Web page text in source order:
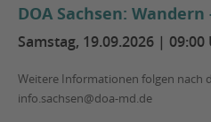
DOA Sachsen:
Samstag, 19.09.2026 |
Weitere Informationen folgen nach
info.sachsen@doa-md.de